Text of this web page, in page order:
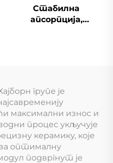
Стабилна
апсорпција,
групе је
максимални износ и
процес укључује
керамику, које
оптималну
подвргнут је